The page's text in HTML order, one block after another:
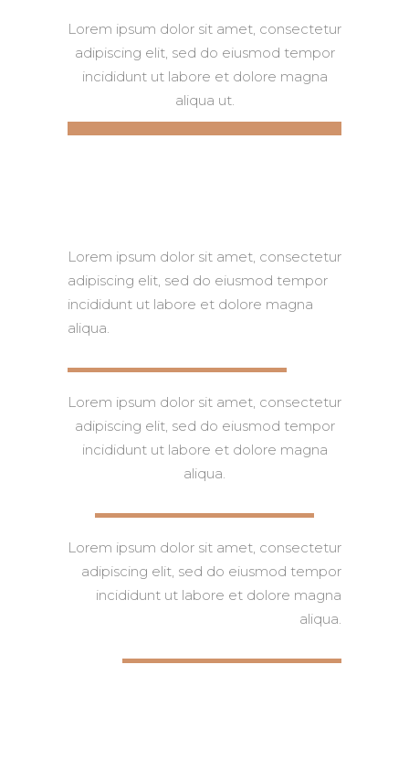
Lorem ipsum dolor sit amet, consectetur
adipiscing elit, sed do eiusmod tempor
incididunt ut labore et dolore magna
aliqua ut.
Lorem ipsum dolor sit amet, consectetur
adipiscing elit, sed do eiusmod tempor
incididunt ut labore et dolore magna
aliqua.
Lorem ipsum dolor sit amet, consectetur
adipiscing elit, sed do eiusmod tempor
incididunt ut labore et dolore magna
aliqua.
Lorem ipsum dolor sit amet, consectetur
adipiscing elit, sed do eiusmod tempor
incididunt ut labore et dolore magna
aliqua.